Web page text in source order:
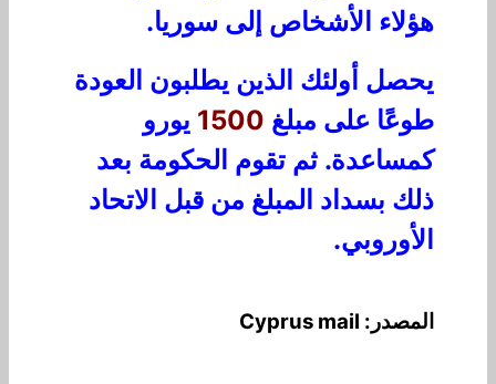
هؤلاء الأشخاص إلى سوريا.
يحصل أولئك الذين يطلبون العودة
طوعًا على مبلغ 1500 يورو
كمساعدة. ثم تقوم الحكومة بعد
ذلك بسداد المبلغ من قبل الاتحاد
الأوروبي.
المصدر: Cyprus mail